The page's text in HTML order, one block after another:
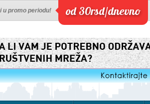
od 30rsd/dnevno
u promo periodu!